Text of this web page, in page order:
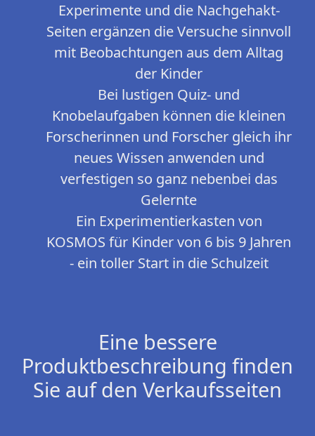
Experimente und die Nachgehakt-
Seiten ergänzen die Versuche sinnvoll
mit Beobachtungen aus dem Alltag
der Kinder
Bei lustigen Quiz- und
Knobelaufgaben können die kleinen
Forscherinnen und Forscher gleich ihr
neues Wissen anwenden und
verfestigen so ganz nebenbei das
Gelernte
Ein Experimentierkasten von
KOSMOS für Kinder von 6 bis 9 Jahren
- ein toller Start in die Schulzeit
Eine bessere
Produktbeschreibung finden
Sie auf den Verkaufsseiten